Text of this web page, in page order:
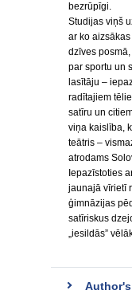
bezrūpīgi.
Studijas viņš
ar ko
dzīves
par sportu un
lasītāju –
radītajiem
satīru un
viņa kaislība,
teātris –
atrodams
Iepazīstoties
jaunajā vīrietī
ģimnāzijas
satīriskus
„iesildās”